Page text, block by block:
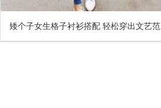
矮个子女生格子衬衫搭配 轻松穿出文艺范